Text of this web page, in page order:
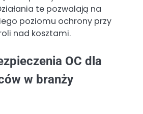
te pozwalają na
poziomu ochrony przy
nad kosztami.
OC dla
w branży